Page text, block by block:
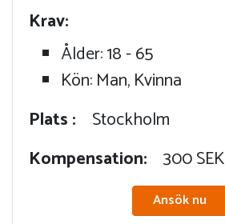
Krav:
Ålder: 18 - 65
Kön: Man, Kvinna
Plats :
Stockholm
Kompensation: 300 SEK
Ansök nu